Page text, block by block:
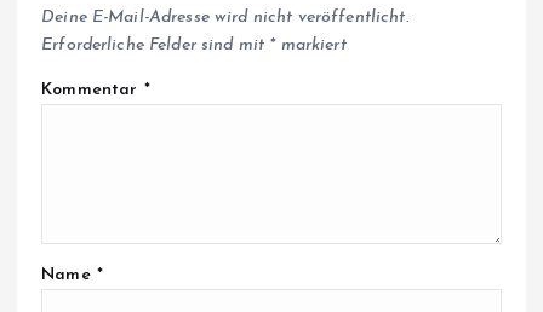
Deine E-Mail-Adresse wird nicht veröffentlicht.
Erforderliche Felder sind mit *markiert
Kommentar *
Name *